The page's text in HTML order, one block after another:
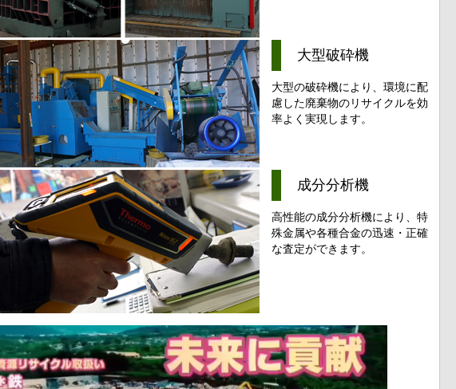
大型破砕機
大型の破砕機により、環境に配
慮した廃棄物のリサイクルを効
率よく実現します。
成分分析機
高性能の成分分析機により、特
殊金属や各種合金の迅速・正確
な査定ができます。